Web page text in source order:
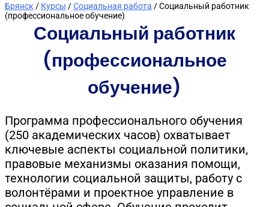
Брянск / Курсы /Социальная работа / Социальный работник
(профессиональное обучение)
Социальный работник
(профессиональное
обучение)
Программа профессионального обучения
(250 академических часов) охватывает
ключевые аспекты социальной политики,
правовые механизмы оказания помощи,
технологии социальной защиты, работу с
волонтёрами и проектное управление в